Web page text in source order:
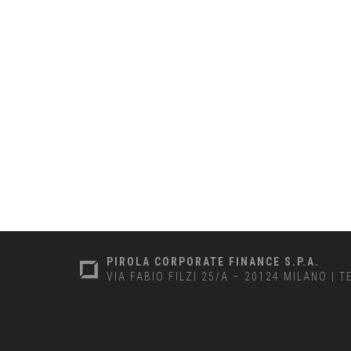
PIROLA CORPORATE FINANCE S.P.A.
VIA FABIO FILZI 25/A – 20124 MILANO